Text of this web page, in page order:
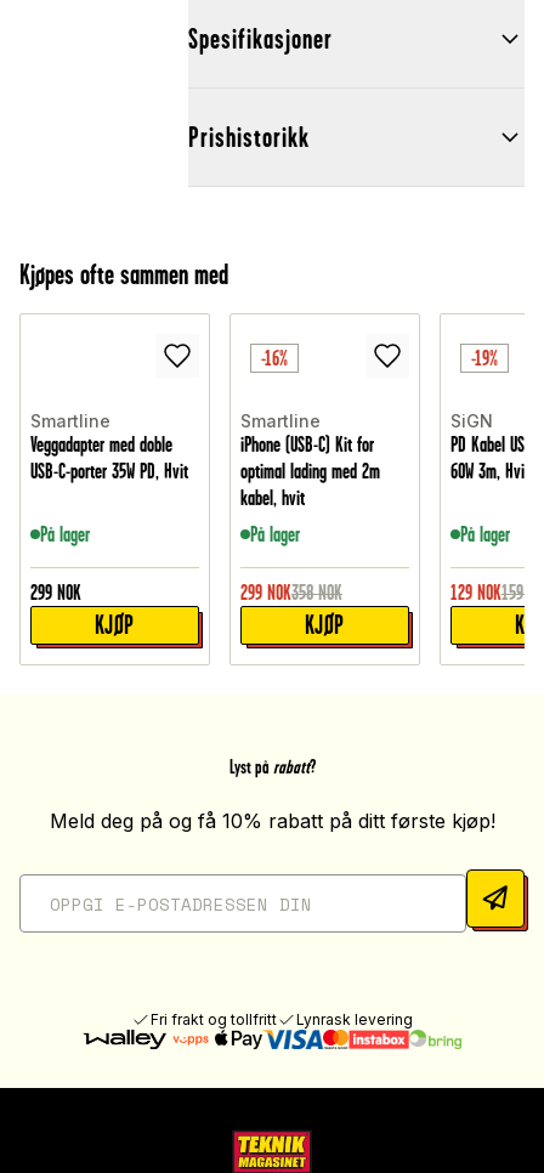
Spesifikasjoner
Prishistorikk
Kjøpes ofte sammen med
Smartline
Veggadapter med doble
USB-C-porter 35W PD, Hvit
På lager
299 NOK
KJØP
-16%
Smartline
iPhone (USB-C) Kit for
optimal lading med 2m
kabel, hvit
På lager
299 NOK358 NOK
KJØP
-19%
SiGN
PD Kabel USB-
60W 3m, Hvit
På lager
129 NOK159
Lyst på rabatt?
Meld deg på og få 10% rabatt på ditt første kjøp!
Fri frakt og tollfritt Lynrask levering